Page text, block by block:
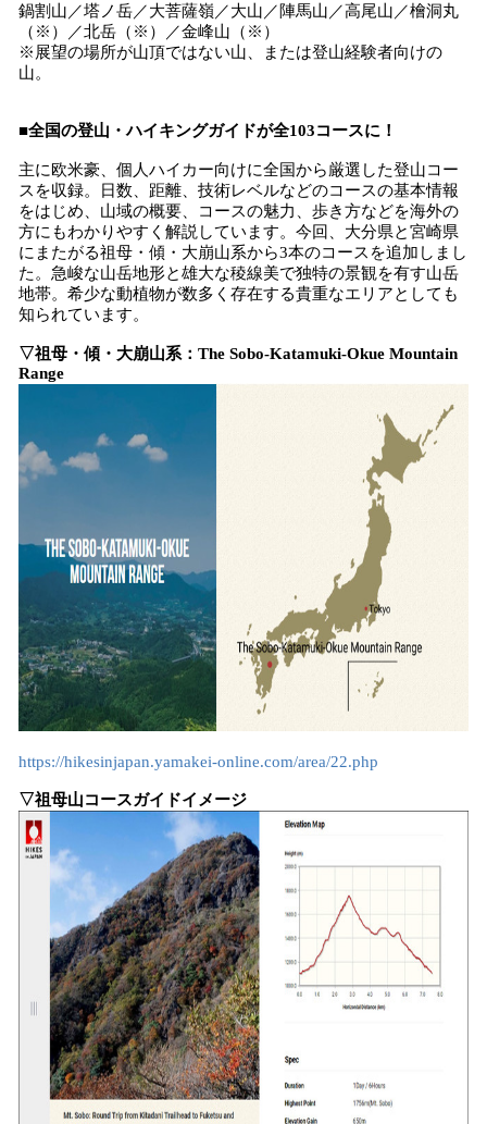
鍋割山／塔ノ岳／大菩薩嶺／大山／陣馬山／高尾山／檜洞丸
（※）／北岳（※）／金峰山（※）
※展望の場所が山頂ではない山、または登山経験者向けの
山。
■全国の登山・ハイキングガイドが全103コースに！
主に欧米豪、個人ハイカー向けに全国から厳選した登山コー
スを収録。日数、距離、技術レベルなどのコースの基本情報
をはじめ、山域の概要、コースの魅力、歩き方などを海外の
方にもわかりやすく解説しています。今回、大分県と宮崎県
にまたがる祖母・傾・大崩山系から3本のコースを追加しまし
た。急峻な山岳地形と雄大な稜線美で独特の景観を有す山岳
地帯。希少な動植物が数多く存在する貴重なエリアとしても
知られています。
▽祖母・傾・大崩山系 ： The Sobo-Katamuki-Okue Mountain
Range
https://hikesinjapan.yamakei-online.com/area/22.php
▽祖母山コースガイドイメージ